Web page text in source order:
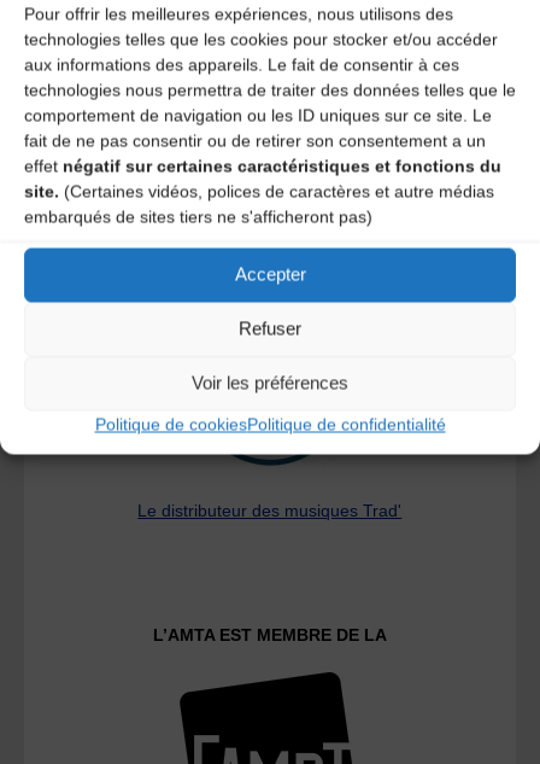
Pour offrir les meilleures expériences, nous utilisons des
technologies telles que les cookies pour stocker et/ou accéder
aux informations des appareils. Le fait de consentir à ces
technologies nous permettra de traiter des données telles que le
comportement de navigation ou les ID uniques sur ce site. Le
fait de ne pas consentir ou de retirer son consentement a un
effet négatif sur certaines caractéristiques et fonctions du
site. (Certaines vidéos, polices de caractères et autre médias
embarqués de sites tiers ne s'afficheront pas)
Accepter
Refuser
Voir les préférences
Politique de cookiesPolitique de confidentialité
commentaires sont traitées.
A DECOUVRIR :
Le distributeur des musiques Trad'
L’AMTA EST MEMBRE DE LA